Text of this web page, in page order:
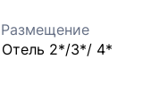
Размещение
Отель 2*/3*/ 4*